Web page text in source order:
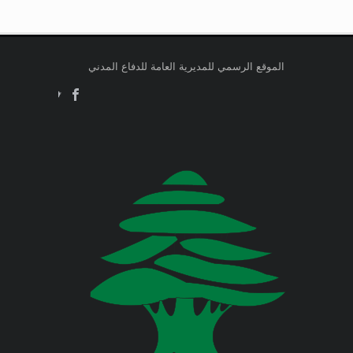
اللبناني البيان الآتي:
Jul 23, 2026
صدر عن دائرة الإعلام والعلاقات العامة
في المديرية العامة للدفاع المدني
اللبناني البيان الآتي:
Jul 22, 2026
صدر عن دائرة الإعلام والعلاقات العامة
وزارة الطاقة والمياه
وزارة الخارجية والمغتربين
وزارة الصناعة
وزارة العدل
الموقع الرسمي للمديرية العامة للدفاع المدني